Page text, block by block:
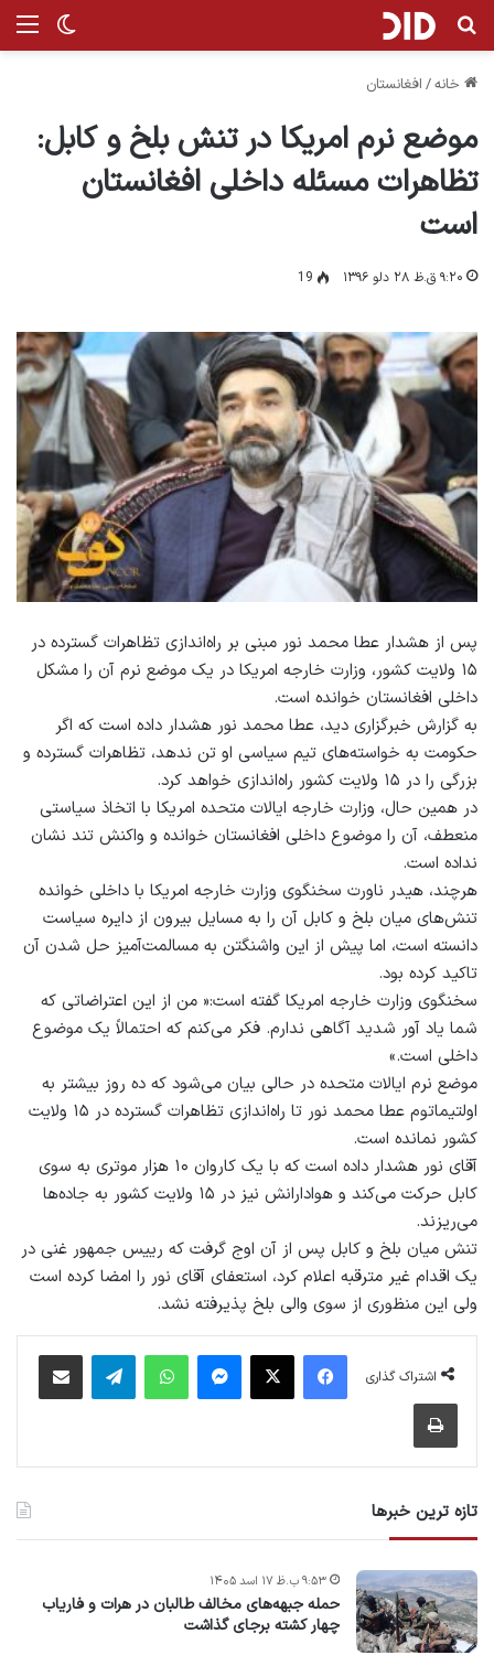
تغییر جستجو برای
خانه/ افغانستان
موضع نرم امریکا در تنش بلخ و کابل:
تظاهرات مسئله داخلی افغانستان
است
۹:۲۰ ق.ظ ۲۸ دلو ۱۳۹۶ 19
پس از هشدار عطا محمد نور مبنی بر راه‌اندازی تظاهرات گسترده در
۱۵ ولایت کشور، وزارت خارجه امریکا در یک موضع نرم آن را مشکل
داخلی افغانستان خوانده است.
به گزارش خبرگزاری دید، عطا محمد نور هشدار داده است که اگر
حکومت به خواسته‌های تیم سیاسی او تن ندهد، تظاهرات گسترده و
بزرگی را در ۱۵ ولایت کشور راه‌اندازی خواهد کرد.
در همین حال، وزارت خارجه ایالات متحده امریکا با اتخاذ سیاستی
منعطف، آن را موضوع داخلی افغانستان خوانده و واکنش تند نشان
نداده است.
هرچند، هیدر ناورت سخنگوی وزارت خارجه امریکا با داخلی خوانده
تنش‌های میان بلخ و کابل آن را به مسایل بیرون از دایره سیاست
دانسته است، اما پیش از این واشنگتن به مسالمت‌آمیز حل شدن آن
تاکید کرده بود.
سخنگوی وزارت خارجه امریکا گفته است:« من از این اعتراضاتی که
شما یاد آور شدید آگاهی ندارم. فکر می‌کنم که احتمالاً یک موضوع
داخلی است.»
موضع نرم ایالات متحده در حالی بیان می‌شود که ده روز بیشتر به
اولتیماتوم عطا محمد نور تا راه‌اندازی تظاهرات گسترده در ۱۵ ولایت
کشور نمانده است.
آقای نور هشدار داده است که با یک کاروان ۱۰ هزار موتری به سوی
کابل حرکت می‌کند و هوادارانش نیز در ۱۵ ولایت کشور به جاده‌ها
می‌ریزند.
تنش میان بلخ و کابل پس از آن اوج گرفت که رییس جمهور غنی در
یک اقدام غیر مترقبه اعلام کرد، استعفای آقای نور را امضا کرده است
ولی این منظوری از سوی والی بلخ پذیرفته نشد.
اشتراک گذاری
فیس بوک پیام رسان واتس آپ
تازه ترین خبرها
حمله جبهه‌های مخالف طالبان در هرات و فاریاب
چهار کشته برجای گذاشت
۹:۵۳ ب.ظ ۱۷ اسد ۱۴۰۵